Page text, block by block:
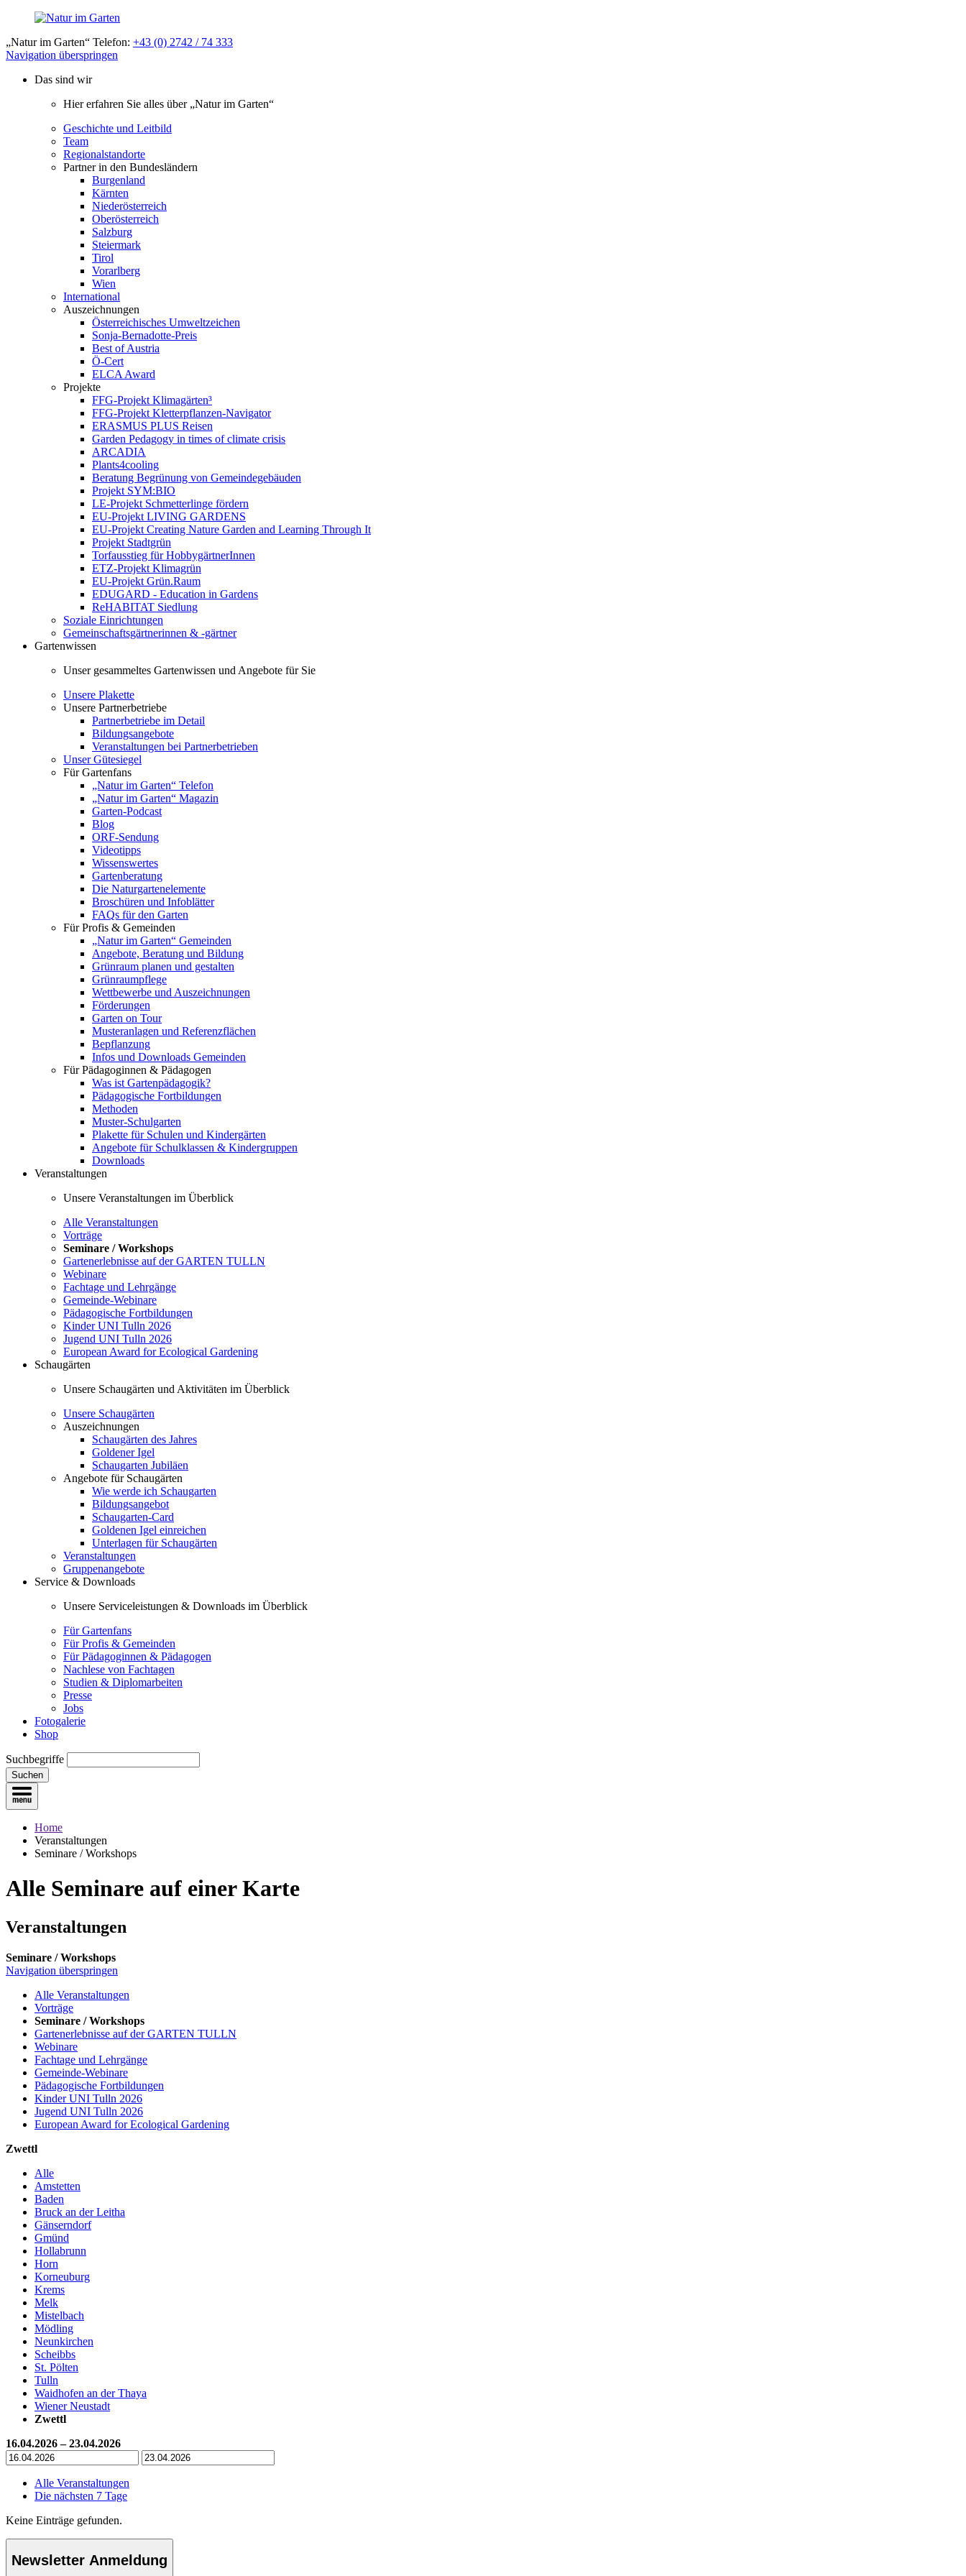
„Natur im Garten“ Telefon: +43 (0) 2742 / 74 333
Navigation überspringen
Das sind wir
Hier erfahren Sie alles über „Natur im Garten“
Geschichte und Leitbild
Team
Regionalstandorte
Partner in den Bundesländern
Burgenland
Kärnten
Niederösterreich
Oberösterreich
Salzburg
Steiermark
Tirol
Vorarlberg
Wien
International
Auszeichnungen
Österreichisches Umweltzeichen
Sonja-Bernadotte-Preis
Best of Austria
Ö-Cert
ELCA Award
Projekte
FFG-Projekt Klimagärten³
FFG-Projekt Kletterpflanzen-Navigator
ERASMUS PLUS Reisen
Garden Pedagogy in times of climate crisis
ARCADIA
Plants4cooling
Beratung Begrünung von Gemeindegebäuden
Projekt SYM:BIO
LE-Projekt Schmetterlinge fördern
EU-Projekt LIVING GARDENS
EU-Projekt Creating Nature Garden and Learning Through It
Projekt Stadtgrün
Torfausstieg für HobbygärtnerInnen
ETZ-Projekt Klimagrün
EU-Projekt Grün.Raum
EDUGARD - Education in Gardens
ReHABITAT Siedlung
Soziale Einrichtungen
Gemeinschaftsgärtnerinnen & -gärtner
Gartenwissen
Unser gesammeltes Gartenwissen und Angebote für Sie
Unsere Plakette
Unsere Partnerbetriebe
Partnerbetriebe im Detail
Bildungsangebote
Veranstaltungen bei Partnerbetrieben
Unser Gütesiegel
Für Gartenfans
„Natur im Garten“ Telefon
„Natur im Garten“ Magazin
Garten-Podcast
Blog
ORF-Sendung
Videotipps
Wissenswertes
Gartenberatung
Die Naturgartenelemente
Broschüren und Infoblätter
FAQs für den Garten
Für Profis & Gemeinden
„Natur im Garten“ Gemeinden
Angebote, Beratung und Bildung
Grünraum planen und gestalten
Grünraumpflege
Wettbewerbe und Auszeichnungen
Förderungen
Garten on Tour
Musteranlagen und Referenzflächen
Bepflanzung
Infos und Downloads Gemeinden
Für Pädagoginnen & Pädagogen
Was ist Gartenpädagogik?
Pädagogische Fortbildungen
Methoden
Muster-Schulgarten
Plakette für Schulen und Kindergärten
Angebote für Schulklassen & Kindergruppen
Downloads
Veranstaltungen
Unsere Veranstaltungen im Überblick
Alle Veranstaltungen
Vorträge
Seminare / Workshops
Gartenerlebnisse auf der GARTEN TULLN
Webinare
Fachtage und Lehrgänge
Gemeinde-Webinare
Pädagogische Fortbildungen
Kinder UNI Tulln 2026
Jugend UNI Tulln 2026
European Award for Ecological Gardening
Schaugärten
Unsere Schaugärten und Aktivitäten im Überblick
Unsere Schaugärten
Auszeichnungen
Schaugärten des Jahres
Goldener Igel
Schaugarten Jubiläen
Angebote für Schaugärten
Wie werde ich Schaugarten
Bildungsangebot
Schaugarten-Card
Goldenen Igel einreichen
Unterlagen für Schaugärten
Veranstaltungen
Gruppenangebote
Service & Downloads
Unsere Serviceleistungen & Downloads im Überblick
Für Gartenfans
Für Profis & Gemeinden
Für Pädagoginnen & Pädagogen
Nachlese von Fachtagen
Studien & Diplomarbeiten
Presse
Jobs
Fotogalerie
Shop
Suchbegriffe
Suchen
Home
Veranstaltungen
Seminare / Workshops
Alle Seminare auf einer Karte
Veranstaltungen
Seminare / Workshops
Navigation überspringen
Alle Veranstaltungen
Vorträge
Seminare / Workshops
Gartenerlebnisse auf der GARTEN TULLN
Webinare
Fachtage und Lehrgänge
Gemeinde-Webinare
Pädagogische Fortbildungen
Kinder UNI Tulln 2026
Jugend UNI Tulln 2026
European Award for Ecological Gardening
Zwettl
Alle
Amstetten
Baden
Bruck an der Leitha
Gänserndorf
Gmünd
Hollabrunn
Horn
Korneuburg
Krems
Melk
Mistelbach
Mödling
Neunkirchen
Scheibbs
St. Pölten
Tulln
Waidhofen an der Thaya
Wiener Neustadt
Zwettl
16.04.2026 – 23.04.2026
Alle Veranstaltungen
Die nächsten 7 Tage
Keine Einträge gefunden.
Newsletter Anmeldung